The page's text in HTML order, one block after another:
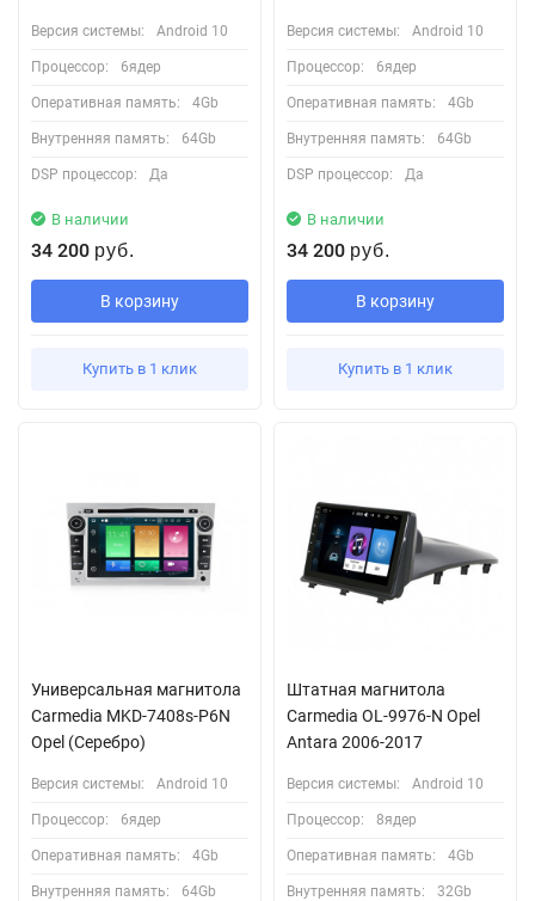
Версия системы: Android 10
Процессор: 6ядер
Оперативная память: 4Gb
Внутренняя память: 64Gb
DSP процессор: Да
В наличии
34 200 руб.
В корзину
Купить в 1 клик
Версия системы: Android 10
Процессор: 6ядер
Оперативная память: 4Gb
Внутренняя память: 64Gb
DSP процессор: Да
В наличии
34 200 руб.
В корзину
Купить в 1 клик
Универсальная магнитола
Сarmedia MKD-7408s-P6N
Opel (Серебро)
Версия системы: Android 10
Процессор: 6ядер
Оперативная память: 4Gb
Внутренняя память: 64Gb
Штатная магнитола
Carmedia OL-9976-N Opel
Antara 2006-2017
Версия системы: Android 10
Процессор: 8ядер
Оперативная память: 4Gb
Внутренняя память: 32Gb